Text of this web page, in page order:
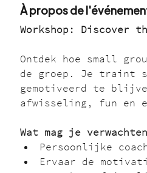
À propos de
Workshop: Discover
Ontdek hoe small
de groep. Je traint
gemotiveerd te
afwisseling, fun en
Wat mag je
Persoonlijke
Ervaar de